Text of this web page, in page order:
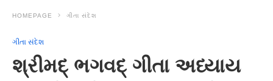
HOMEPAGE ગીતા સંદેશ
ગીતા સંદેશ
શ્રીમદ્ ભગવદ્ ગીતા અધ્યાય